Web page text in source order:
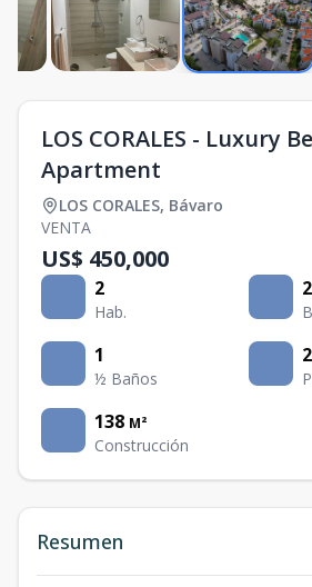
LOS CORALES - Luxury
Apartment
LOS CORALES, Bávaro
VENTA
US$ 450,000
2
Hab.
2
1
½ Baños
2
138 M²
Construcción
Resumen